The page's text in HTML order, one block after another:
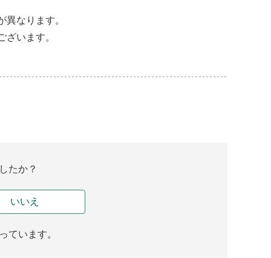
なります。
います。
たか？
いいえ
ています。